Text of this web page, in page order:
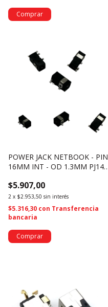
POWER JACK NETBOOK - PIN
16MM INT - OD 1.3MM PJ147
$5.907,00
2 x $2.953,50 sin interés
$5.316,30 con Transferencia
bancaria